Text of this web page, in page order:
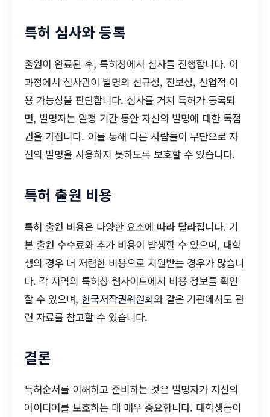
특허 심사와 등록
출원이 완료된 후, 특허청에서 심사를 진행합니다. 이
과정에서 심사관이 발명의 신규성, 진보성, 산업적 이
용 가능성을 판단합니다. 심사를 거쳐 특허가 등록되
면, 발명자는 일정 기간 동안 자신의 발명에 대한 독점
권을 가집니다. 이를 통해 다른 사람들이 무단으로 자
신의 발명을 사용하지 못하도록 보호할 수 있습니다.
특허 출원 비용
특허 출원 비용은 다양한 요소에 따라 달라집니다. 기
본 출원 수수료와 추가 비용이 발생할 수 있으며, 대학
생의 경우 더 저렴한 비용으로 지원받는 경우가 많습니
다. 각 지역의 특허청 웹사이트에서 비용 정보를 확인
할 수 있으며, 한국저작권위원회와 같은 기관에서도 관
련 자료를 참고할 수 있습니다.
결론
특허순서를 이해하고 준비하는 것은 발명자가 자신의
아이디어를 보호하는 데 매우 중요합니다. 대학생들이